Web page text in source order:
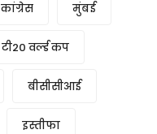
कांग्रेस मुंबई
टी20 वर्ल्ड कप
बीसीसीआई
इस्तीफा